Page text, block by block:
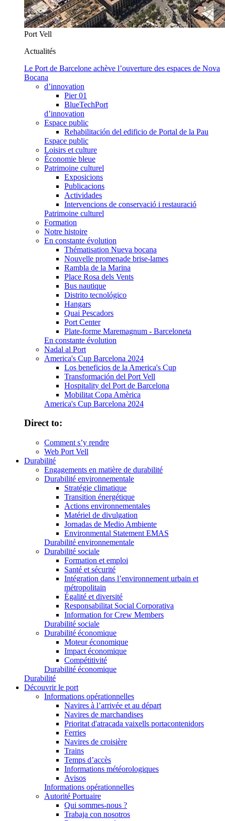
Port Vell
Actualités
Le Port de Barcelone achève l’ouverture des espaces de Nova
Bocana
d’innovation
Pier 01
BlueTechPort
d’innovation
Espace public
Rehabilitación del edificio de Portal de la Pau
Espace public
Loisirs et culture
Économie bleue
Patrimoine culturel
Exposicions
Publicacions
Actividades
Intervencions de conservació i restauració
Patrimoine culturel
Formation
Notre histoire
En constante évolution
Thématisation Nueva bocana
Nouvelle promenade brise-lames
Rambla de la Marina
Place Rosa dels Vents
Bus nautique
Distrito tecnológico
Hangars
Quai Pescadors
Port Center
Plate-forme Maremagnum - Barceloneta
En constante évolution
Nadal al Port
America's Cup Barcelona 2024
Los beneficios de la America's Cup
Transformación del Port Vell
Hospitality del Port de Barcelona
Mobilitat Copa Amèrica
America's Cup Barcelona 2024
Direct to:
Comment s’y rendre
Web Port Vell
Durabilité
Engagements en matière de durabilité
Durabilité environnementale
Stratégie climatique
Transition énergétique
Actions environnementales
Matériel de divulgation
Jornadas de Medio Ambiente
Environmental Statement EMAS
Durabilité environnementale
Durabilité sociale
Formation et emploi
Santé et sécurité
Intégration dans l’environnement urbain et
métropolitain
Égalité et diversité
Responsabilitat Social Corporativa
Information for Crew Members
Durabilité sociale
Durabilité économique
Moteur économique
Impact économique
Compétitivité
Durabilité économique
Durabilité
Découvrir le port
Informations opérationnelles
Navires à l’arrivée et au départ
Navires de marchandises
Prioritat d'atracada vaixells portacontenidors
Ferries
Navires de croisière
Trains
Temps d’accès
Informations météorologiques
Avisos
Informations opérationnelles
Autorité Portuaire
Qui sommes-nous ?
Trabaja con nosotros